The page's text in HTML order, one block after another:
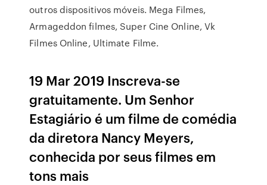
outros dispositivos móveis. Mega Filmes,
Armageddon filmes, Super Cine Online, Vk
Filmes Online, Ultimate Filme.
19 Mar 2019 Inscreva-se
gratuitamente. Um Senhor
Estagiário é um filme de comédia
da diretora Nancy Meyers,
conhecida por seus filmes em
tons mais